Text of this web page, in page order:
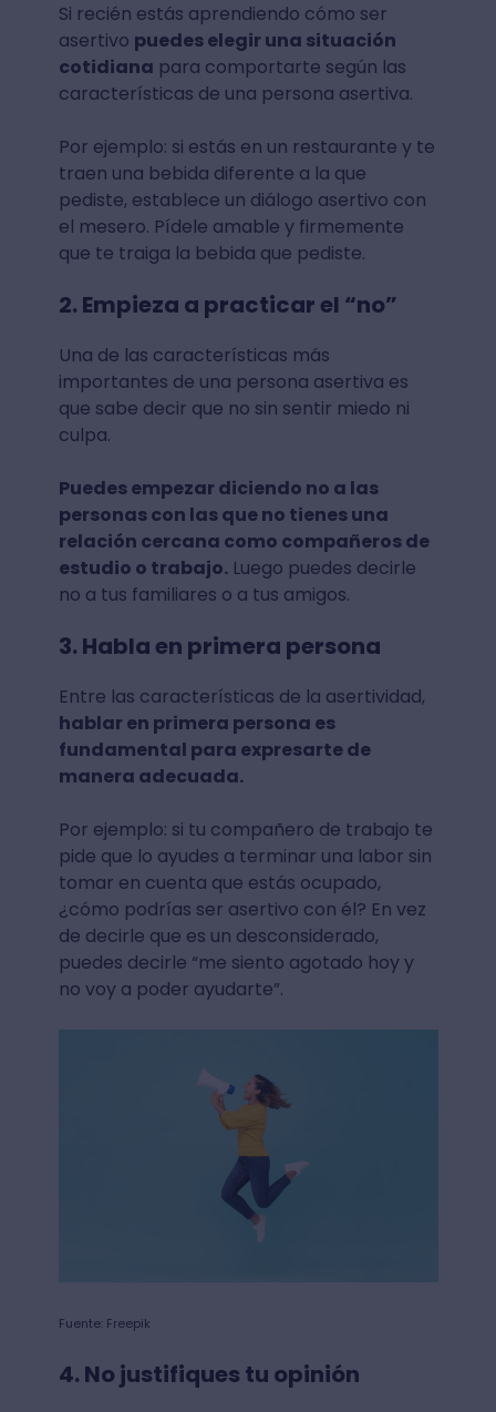
Si recién estás aprendiendo cómo ser
asertivo puedes elegir una situación
cotidiana para comportarte según las
características de una persona asertiva.
Por ejemplo: si estás en un restaurante y te
traen una bebida diferente a la que
pediste, establece un diálogo asertivo con
el mesero. Pídele amable y firmemente
que te traiga la bebida que pediste.
2. Empieza a practicar el “no”
Una de las características más
importantes de una persona asertiva es
que sabe decir que no sin sentir miedo ni
culpa.
Puedes empezar diciendo no a las
personas con las que no tienes una
relación cercana como compañeros de
estudio o trabajo.Luego puedes decirle
no a tus familiares o a tus amigos.
3. Habla en primera persona
Entre las características de la asertividad,
hablar en primera persona es
fundamental para expresarte de
manera adecuada.
Por ejemplo: si tu compañero de trabajo te
pide que lo ayudes a terminar una labor sin
tomar en cuenta que estás ocupado,
¿cómo podrías ser asertivo con él? En vez
de decirle que es un desconsiderado,
puedes decirle “me siento agotado hoy y
no voy a poder ayudarte”.
Fuente: Freepik
4. No justifiques tu opinión